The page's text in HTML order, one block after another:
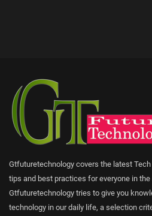
Gtfuturetechnology covers the latest
tips and best practices for everyone in
Gtfuturetechnology tries to give you
technology in our daily life, a selection